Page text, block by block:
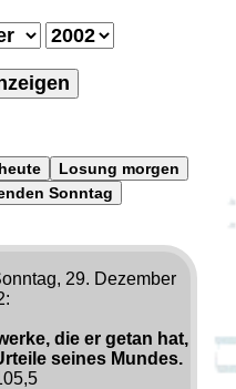
Losung morgen
Sonntag
29. Dezember
die er getan hat,
seines Mundes.